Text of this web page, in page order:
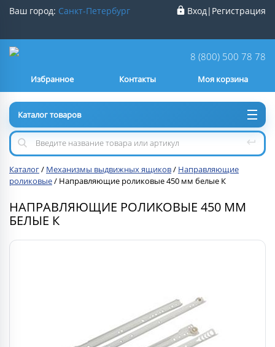
Ваш город: Санкт-Петербург
Нет
Вход| Регистрация
8 (800) 500 78 78
Контакты
Избранное Моя корзина
Каталог товаров
Каталог/ Механизмы выдвижных ящиков/ Направляющие
роликовые/ Направляющие роликовые 450 мм белые К
НАПРАВЛЯЮЩИЕ РОЛИКОВЫЕ 450 ММ
БЕЛЫЕ К